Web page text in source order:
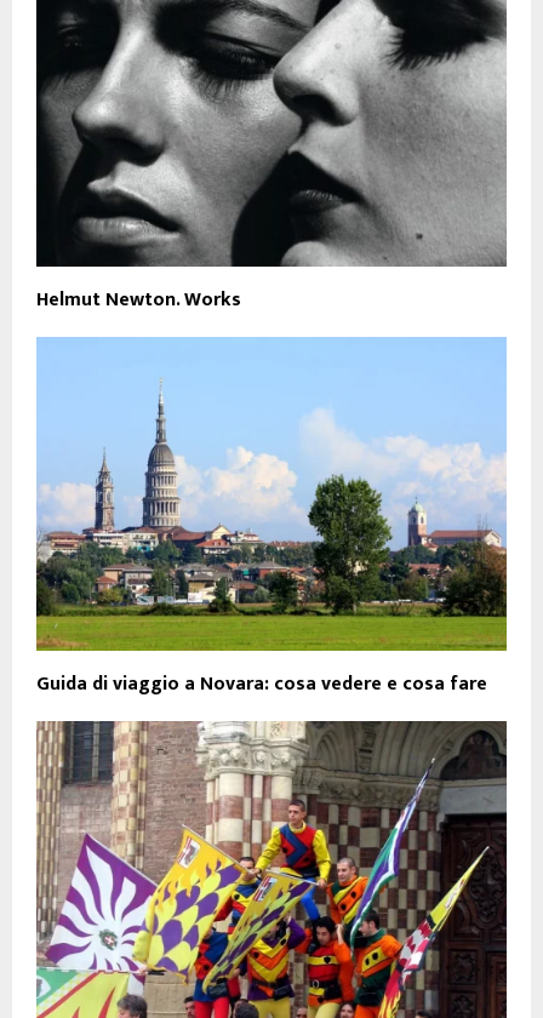
Helmut Newton. Works
Guida di viaggio a Novara: cosa vedere e cosa fare